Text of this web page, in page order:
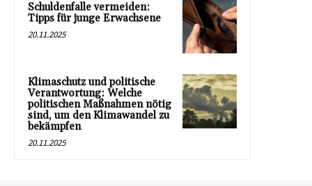
Schuldenfalle vermeiden:
Tipps für junge Erwachsene
20.11.2025
Klimaschutz und politische
Verantwortung: Welche
politischen Maßnahmen nötig
sind, um den Klimawandel zu
bekämpfen
20.11.2025